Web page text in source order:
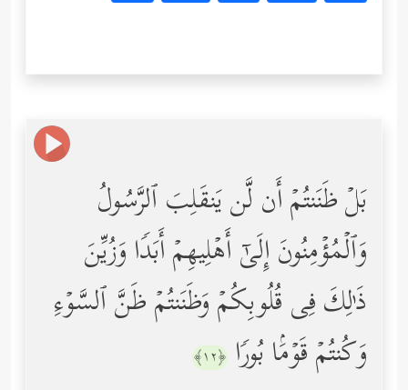
بَلۡ ظَنَنتُمۡ أَن لَّن یَنقَلِبَ ٱلرَّسُولُ
وَٱلۡمُؤۡمِنُونَ إِلَىٰۤ أَهۡلِیهِمۡ أَبَدࣰا وَزُیِّنَ
ذَ ٰ⁠لِكَ فِی قُلُوبِكُمۡ وَظَنَنتُمۡ ظَنَّ ٱلسَّوۡءِ
وَكُنتُمۡ قَوۡمَۢا بُورࣰا ﴿١٢﴾